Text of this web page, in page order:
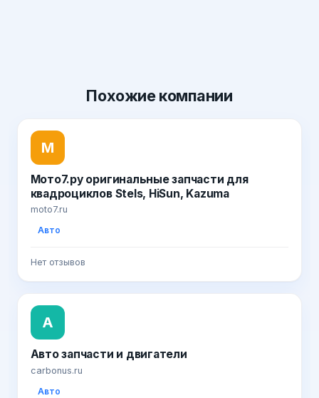
Похожиекомпании
М
Мото7.ру оригинальные запчасти для
квадроциклов Stels, HiSun, Kazuma
moto7.ru
Авто
Нет отзывов
А
Авто запчасти и двигатели
carbonus.ru
Авто